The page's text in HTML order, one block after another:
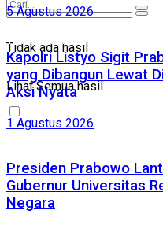
Tidak ada hasil
Lihat Semua hasil
Tidak ada hasil
Lihat Semua hasil
5 Agustus 2026
Kapolri Listyo Sigit
yang Dibangun Lewat
Aksi Nyata
1 Agustus 2026
Presiden Prabowo
Gubernur Universitas
Negara